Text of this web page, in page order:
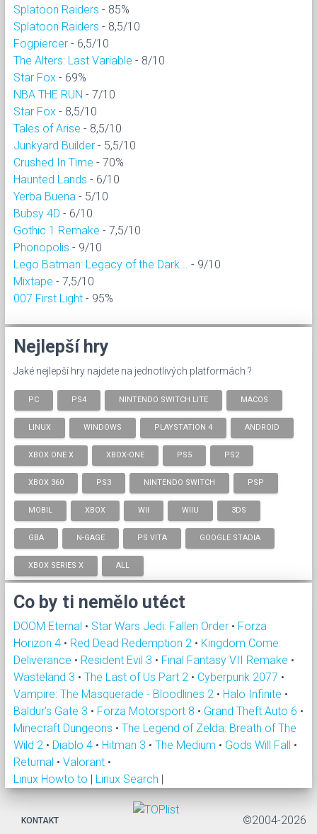
Splatoon Raiders - 85%
Splatoon Raiders - 8,5/10
Fogpiercer - 6,5/10
The Alters: Last Variable - 8/10
Star Fox - 69%
NBA THE RUN - 7/10
Star Fox - 8,5/10
Tales of Arise - 8,5/10
Junkyard Builder - 5,5/10
Crushed In Time - 70%
Haunted Lands - 6/10
Yerba Buena - 5/10
Bubsy 4D - 6/10
Gothic 1 Remake - 7,5/10
Phonopolis - 9/10
Lego Batman: Legacy of the Dark...
- 9/10
Mixtape - 7,5/10
007 First Light - 95%
Nejlepší hry
Jaké nejlepší hry najdete na jednotlivých platformách ?
PC PS4 NINTENDO SWITCH LITE MACOS
LINUX WINDOWS PLAYSTATION 4 ANDROID
XBOX ONE X XBOX-ONE PS5 PS2
XBOX 360 PS3 NINTENDO SWITCH PSP
MOBIL XBOX WII WIIU 3DS
GBA N-GAGE PS VITA GOOGLE STADIA
XBOX SERIES X ALL
Co by ti nemělo utéct
DOOM Eternal • Star Wars Jedi: Fallen Order • Forza
Horizon 4 • Red Dead Redemption 2 • Kingdom Come:
Deliverance • Resident Evil 3 • Final Fantasy VII Remake •
Wasteland 3 • The Last of Us Part 2 • Cyberpunk 2077 •
Vampire: The Masquerade - Bloodlines 2 • Halo Infinite •
Baldur's Gate 3 • Forza Motorsport 8 • Grand Theft Auto 6 •
Minecraft Dungeons • The Legend of Zelda: Breath of The
Wild 2 • Diablo 4 • Hitman 3 • The Medium • Gods Will Fall •
Returnal • Valorant •
Linux Howto to | Linux Search |
KONTAKT ©2004-2026